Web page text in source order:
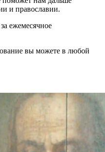
и православии.
ежемесячное
вы можете в любой